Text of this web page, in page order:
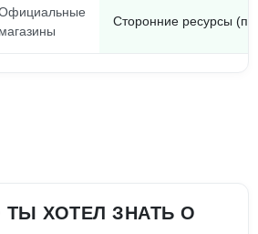
магазины
Сторонние ресурсы
ТЫ ХОТЕЛ ЗНАТЬ О